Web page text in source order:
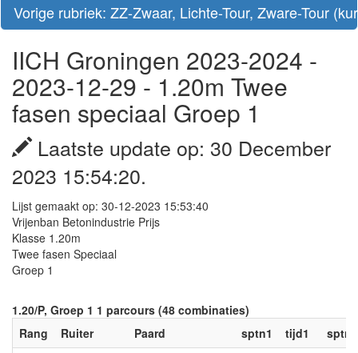
Vorige rubriek: ZZ-Zwaar, Lichte-Tour, Zware-Tour
IICH Groningen 2023-2024 -
2023-12-29 - 1.20m Twee
fasen speciaal Groep 1
Laatste update op: 30 December
2023 15:54:20.
Lijst gemaakt op: 30-12-2023 15:53:40
Vrijenban Betonindustrie Prijs
Klasse 1.20m
Twee fasen Speciaal
Groep 1
1.20/P, Groep 1 1 parcours (48 combinaties)
Rang
Ruiter Paard sptn1 tijd1
sptn2